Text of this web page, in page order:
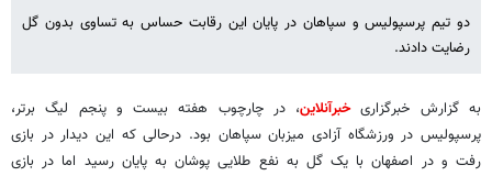
دو تیم پرسپولیس و سپاهان در پایان این رقابت حساس به تساوی بدون گل
رضایت دادند.
به گزارش خبرگزاریخبرآنلاین، در چارچوب هفته بیست و پنجم لیگ برتر،
پرسپولیس در ورزشگاه آزادی میزبان سپاهان بود. درحالی که این دیدار در بازی
رفت و در اصفهان با یک گل به نفع طلایی ‌پوشان به پایان رسید اما در بازی